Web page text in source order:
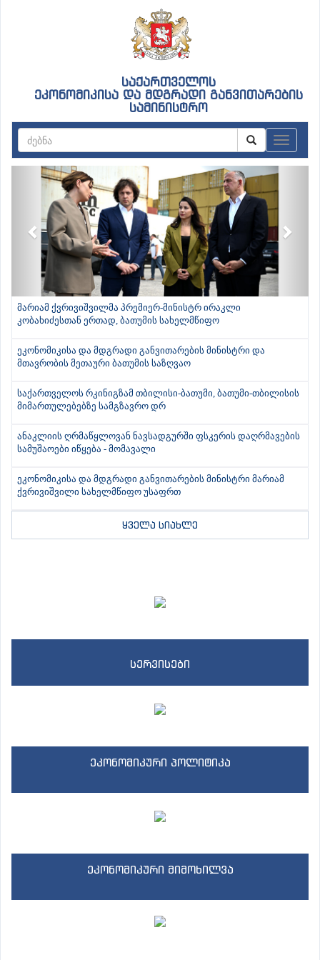
საქართველოს
ეკონომიკისა და მდგრადი განვითარების
სამინისტრო
Previous
მარიამ ქვრივიშვილმა პრემიერ-მინისტრ ირაკლი
კობახიძესთან ერთად, ბათუმის სახელმწიფო
ეკონომიკისა და მდგრადი განვითარების მინისტრი და
მთავრობის მეთაური ბათუმის საზღვაო
საქართველოს რკინიგზამ თბილისი-ბათუმი, ბათუმი-თბილისის
მიმართულებებზე სამგზავრო დრ
ანაკლიის ღრმაწყლოვან ნავსადგურში ფსკერის დაღრმავების
სამუშაოები იწყება - მომავალი
ეკონომიკისა და მდგრადი განვითარების მინისტრი მარიამ
ქვრივიშვილი სახელმწიფო უსაფრთ
ყველა სიახლე
სერვისები
ეკონომიკური პოლიტიკა
ეკონომიკური მიმოხილვა